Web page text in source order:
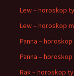
Lew – horoskop
Lew – horoskop
Panna –
Panna –
Rak – horoskop